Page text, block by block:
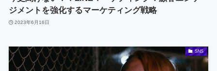
ジメントを強化するマーケティング戦略
2023年6月16日
SNS